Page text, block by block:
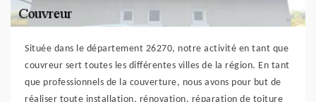
Située dans le département 26270, notre activité en tant que
couvreur sert toutes les différentes villes de la région. En tant
que professionnels de la couverture, nous avons pour but de
réaliser toute installation, rénovation, réparation de toiture